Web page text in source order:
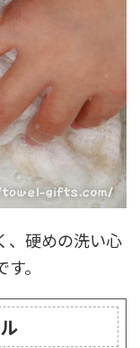
、硬めの洗い心
。